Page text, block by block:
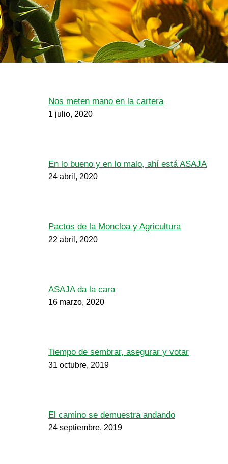
Nos meten mano en la cartera
1 julio, 2020
En lo bueno y en lo malo, ahí está ASAJA
24 abril, 2020
Pactos de la Moncloa y Agricultura
22 abril, 2020
ASAJA da la cara
16 marzo, 2020
Tiempo de sembrar, asegurar y votar
31 octubre, 2019
El camino se demuestra andando
24 septiembre, 2019